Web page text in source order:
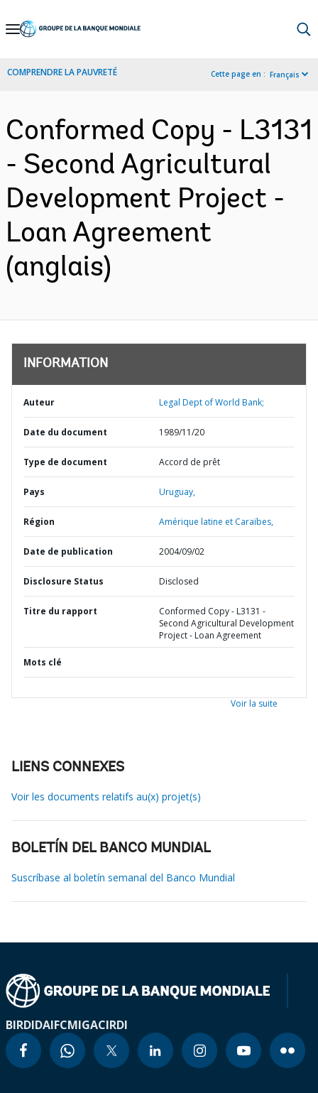
Skip
Navigation
COMPRENDRE LA PAUVRETÉ Cette page en : Français
Conformed Copy - L3131
- Second Agricultural
Development Project -
Loan Agreement
(anglais)
INFORMATION
Auteur Legal Dept of World Bank;
Date du document 1989/11/20
Type de document Accord de prêt
Pays Uruguay,
Région Amérique latine et Caraïbes,
Date de publication 2004/09/02
Disclosure Status Disclosed
Titre du rapport
Conformed Copy - L3131 -
Second Agricultural Development
Project - Loan Agreement
Mots clé
Voir la suite
LIENS CONNEXES
Voir les documents relatifs au(x) projet(s)
BOLETÍN DEL BANCO MUNDIAL
Suscríbase al boletín semanal del Banco Mundial
BIRDIDAIFCMIGACIRDI